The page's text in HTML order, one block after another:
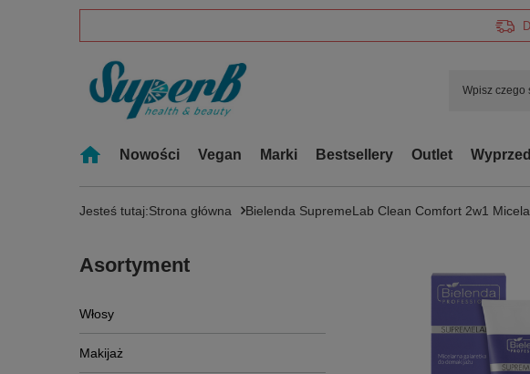
Nowości Vegan Marki Bestsellery Outlet
Jesteś tutaj:Strona główna Bielenda SupremeLab Clean Comfort 2w1
Asortyment
Włosy
Makijaż